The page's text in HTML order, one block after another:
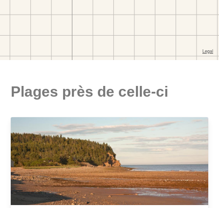
Plages près de celle-ci